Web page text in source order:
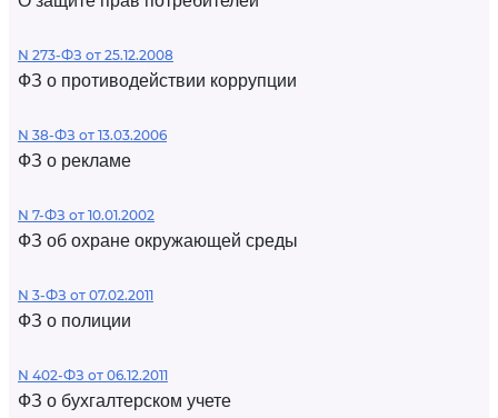
N 273-ФЗ от 25.12.2008
ФЗ о противодействии коррупции
N 38-ФЗ от 13.03.2006
ФЗ о рекламе
N 7-ФЗ от 10.01.2002
ФЗ об охране окружающей среды
N 3-ФЗ от 07.02.2011
ФЗ о полиции
N 402-ФЗ от 06.12.2011
ФЗ о бухгалтерском учете